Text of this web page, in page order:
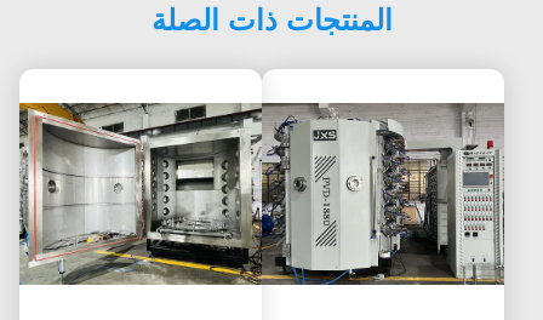
المنتجات ذات الصلة